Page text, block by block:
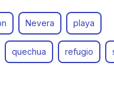
Nevera playa
quechua refugio